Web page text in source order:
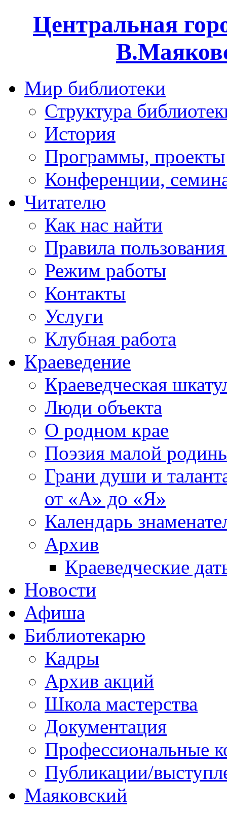
Центральная
Мир библиотеки
Структура
История
Программы, проекты
Конференции,
Читателю
Как нас найти
Правила
Режим работы
Контакты
Услуги
Клубная работа
Краеведение
Краеведческая
Люди объекта
О родном крае
Поэзия малой
Грани души и
от «А» до «Я»
Календарь
Архив
Краеведческие
Новости
Афиша
Библиотекарю
Кадры
Архив акций
Школа мастерства
Документация
Профессиональные
Публикации/
Маяковский